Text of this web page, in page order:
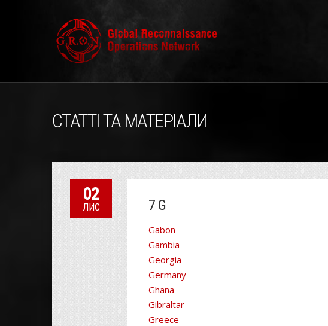
СТАТТІ ТА МАТЕРІАЛИ
02
ЛИС 7 G
Gabon
Gambia
Georgia
Germany
Ghana
Gibraltar
Greece